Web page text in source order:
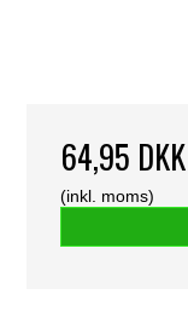
64,95 DKK
(inkl. moms)